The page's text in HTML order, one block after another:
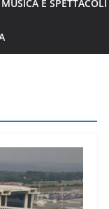
MUSICA E SPETTACOLI